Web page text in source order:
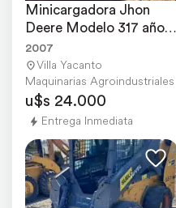
Minicargadora Jhon
Deere Modelo 317 año
2007
2007
Villa Yacanto
Maquinarias Agroindustriales
u$s 24.000
Entrega Inmediata